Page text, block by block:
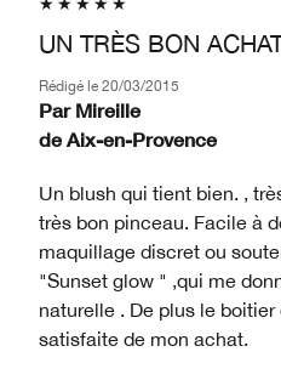
UN TRÈS BON
Rédigé le 20/03/2015
Par Mireille
de Aix-en-Provence
Un blush qui tient bien. ,
très bon pinceau. Facile à
maquillage discret ou
"Sunset glow " ,qui me
naturelle . De plus le
satisfaite de mon achat.